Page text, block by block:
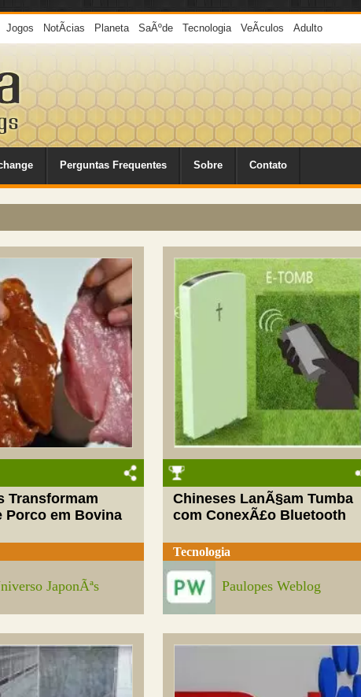
Jogos NotÃ­cias Planeta SaÃºde Tecnologia VeÃ­culos Adulto
Perguntas Frequentes Sobre Contato
Transformam
Porco em Bovina
JaponÃªs
Chineses LanÃ§am Tumba
com ConexÃ£o Bluetooth
Tecnologia
Paulopes Weblog